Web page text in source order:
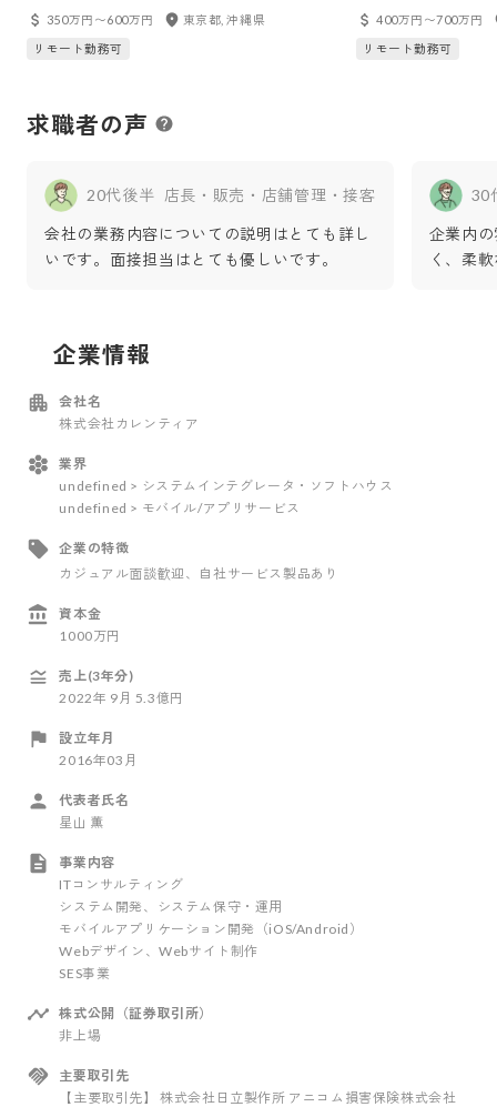
ー
350万円〜600万円
東京都, 沖縄県
リモート勤務可
400万円〜700万円
リモート勤務可
求職者の声
20代後半 店長・販売・店舗管理・接客
会社の業務内容についての説明はとても詳し
いです。面接担当はとても優しいです。
30
企業内
く、柔
企業情報
会社名
株式会社カレンティア
業界
undefined > システムインテグレータ・ソフトハウス
undefined > モバイル/アプリサービス
企業の特徴
カジュアル面談歓迎 、自社サービス製品あり
資本金
1000万円
売上(3年分)
2022年 9 月 5.3億円
設立年月
2016年03月
代表者氏名
星山 薫
事業内容
ITコンサルティング
システム開発、システム保守・運用
モバイルアプリケーション開発（iOS/Android）
Webデザイン、Webサイト制作
SES事業
株式公開（証券取引所）
非上場
主要取引先
【主要取引先】 株式会社日立製作所 アニコム損害保険株式会社